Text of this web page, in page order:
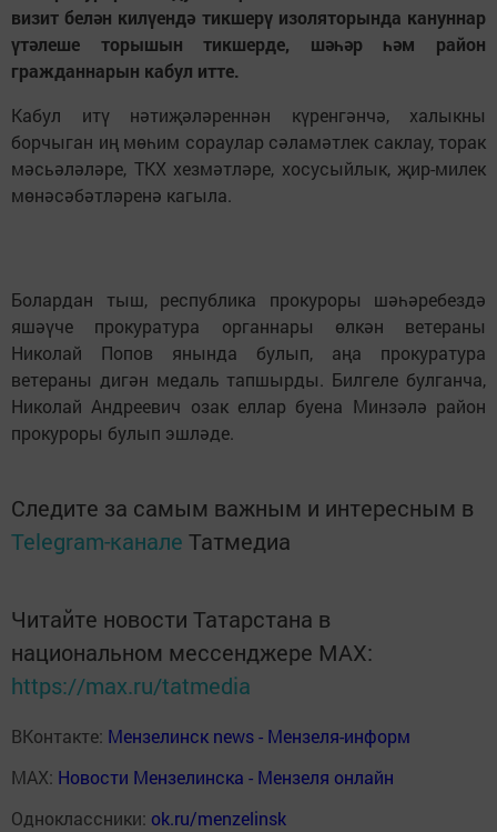
визит белән килүендә тикшерү изоляторында кануннар
үтәлеше торышын тикшерде, шәһәр һәм район
гражданнарын кабул итте.
Кабул итү нәтиҗәләреннән күренгәнчә, халыкны
борчыган иң мөһим сораулар сәламәтлек саклау, торак
мәсьәләләре, ТКХ хезмәтләре, хосусыйлык, җир-милек
мөнәсәбәтләренә кагыла.
Болардан тыш, республика прокуроры шәһәребездә
яшәүче прокуратура органнары өлкән ветераны
Николай Попов янында булып, аңа прокуратура
ветераны дигән медаль тапшырды. Билгеле булганча,
Николай Андреевич озак еллар буена Минзәлә район
прокуроры булып эшләде.
Следите за самым важным и интересным в
Telegram-канале Татмедиа
Читайте новости Татарстана в
национальном мессенджере MАХ:
https://max.ru/tatmedia
ВКонтакте: Мензелинск news - Мензеля-информ
MAX: Новости Мензелинска - Мензеля онлайн
Одноклассники: ok.ru/menzelinsk